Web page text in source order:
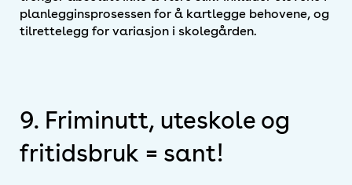
planlegginsprosessen for å kartlegge behovene, og
tilrettelegg for variasjon i skolegården.
9. Friminutt, uteskole og
fritidsbruk = sant!